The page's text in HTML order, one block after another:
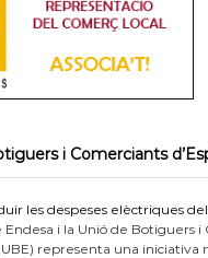
i Comerciants
les despeses elèctriques
i la Unió de Botiguers i
representa una iniciativa